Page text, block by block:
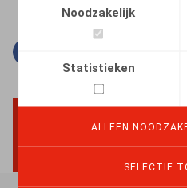
Noodzakelijk
Statistieken
ALLEEN
SELECTIE